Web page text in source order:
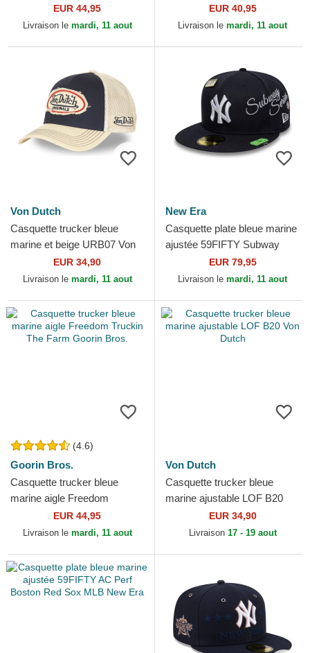
Farm Goorin Bros.
EUR 44,95
Livraison le mardi, 11 aout
New York Yankees MLB New
Era
EUR 40,95
Livraison le mardi, 11 aout
Von Dutch
Casquette trucker bleue
marine et beige URB07 Von
EUR 34,90
Livraison le mardi, 11 aout
New Era
Casquette plate bleue marine
ajustée 59FIFTY Subway
Series New York Yankees
MLB New Era
EUR 79,95
Livraison le mardi, 11 aout
(4.6)
Goorin Bros.
Casquette trucker bleue
marine aigle Freedom
Truckin The Farm Goorin
Bros.
EUR 44,95
Livraison le mardi, 11 aout
Von Dutch
Casquette trucker bleue
marine ajustable LOF B20
Von DutchEUR 34,90
Livraison 17 - 19 aout